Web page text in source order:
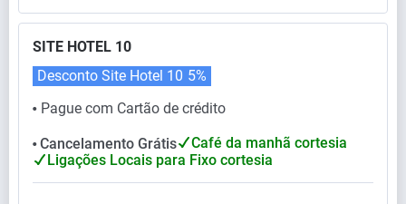
SITE HOTEL 10
⬤ Pague com Cartão de crédito
Desconto Site Hotel 10 5%
⬤ Cancelamento Grátis
Café da manhã cortesia
Ligações Locais para Fixo cortesia